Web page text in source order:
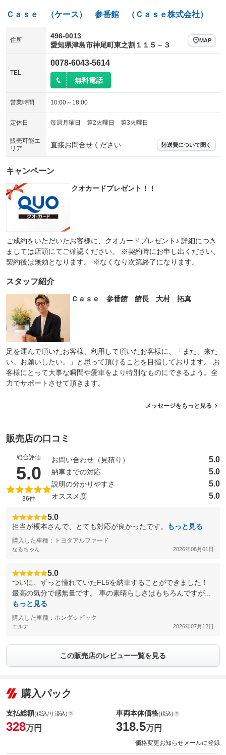
Ｃａｓｅ （ケース） 参番館 （Ｃａｓｅ株式会社）
住所
496-0013
愛知県津島市神尾町東之割１１５－３
MAP
TEL
0078-6043-5614
無料電話
営業時間 10:00～18:00
定休日 毎週月曜日 第2火曜日 第3火曜日
販売可能エ
リア
直接お問合せください 陸送費について聞く
キャンペーン
クオカードプレゼント！！
ご成約をいただいたお客様に、クオカードプレゼント♪ 詳細につき
ましては店頭にてご確認ください。 ※契約時にお申し出ください。
契約後は無効となります。 ※なくなり次第終了になります。
スタッフ紹介
Ｃａｓｅ 参番館 館長 大村 拓真
足を運んで頂いたお客様、利用して頂いたお客様に、「また、来た
い。お願いしたい。」と思って頂けることを目指しております。 お
客様にとって大事な瞬間や愛車をより特別なものにできるよう。全
力でサポートさせて頂きます。
メッセージをもっと見る
販売店の口コミ
総合評価
5.0 （5点満点中）
36件
お問い合わせ（見積り） 5.0
納車までの対応 5.0
説明の分かりやすさ 5.0
オススメ度 5.0
5.0
担当が榎本さんで、とても対応が良かったです。 もっと見る
購入した車種：トヨタアルファード
なるちゃん 2026年08月01日
5.0
ついに、ずっと憧れていたFL5を納車することができました！
最高の気分で感無量です。 車の素晴らしさはもちろんですが...
もっと見る
購入した車種：ホンダシビック
エルナ 2026年07月12日
この販売店のレビュー一覧を見る
購入パック
支払総額(税込/リ済込)
328万円
車両本体価格(税込)
318.5万円
価格変更お知らせメールに登録